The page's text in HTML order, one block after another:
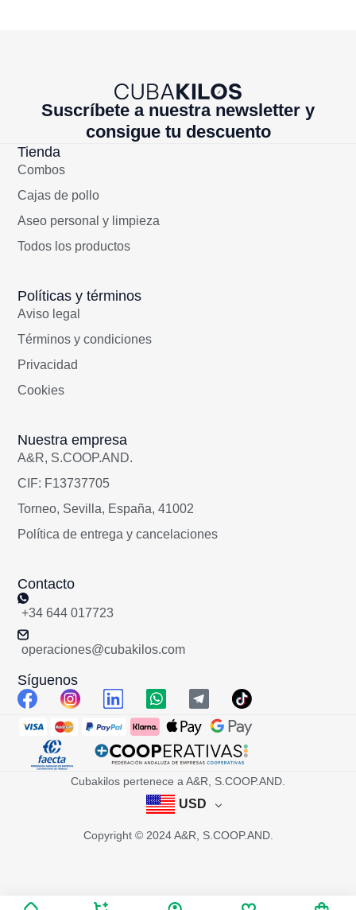
Suscríbete a nuestra newsletter y
consigue tu descuento
Tienda
Combos
Cajas de pollo
Aseo personal y limpieza
Todos los productos
Políticas y términos
Aviso legal
Términos y condiciones
Privacidad
Cookies
Nuestra empresa
A&R, S.COOP.AND.
CIF: F13737705
Torneo, Sevilla, España, 41002
Política de entrega y cancelaciones
Contacto
+34 644 017723
operaciones@cubakilos.com
Síguenos
Cubakilos pertenece a A&R, S.COOP.AND.
USD
Copyright © 2024 A&R, S.COOP.AND.